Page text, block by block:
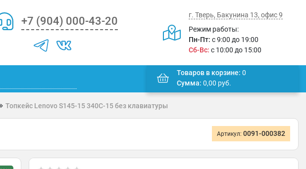
+7 (904) 000-43-20
г. Тверь, Бакунина 13, офис 9
Режим работы:
Пн-Пт: с 9:00 до 19:00
Сб-Вс: с 10:00 до 15:00
Товаров в корзине: 0
Сумма: 0,00 руб.
Топкейс Lenovo S145-15 340C-15 без клавиатуры
Артикул: 0091-000382